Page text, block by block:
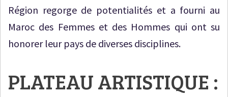
Région regorge de potentialités et a fourni au
Maroc des Femmes et des Hommes qui ont su
honorer leur pays de diverses disciplines.
PLATEAU ARTISTIQUE :